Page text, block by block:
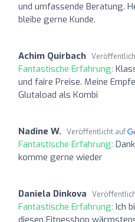
und umfassende Beratung.
bleibe gerne Kunde.
Achim Quirbach
Fantastische Erfahrung:
und faire Preise. Meine
Glutaload als Kombi
Nadine W. Veröffentlicht auf
Fantastische Erfahrung:
komme gerne wieder
Daniela Dinkova
Fantastische Erfahrung: Ich
diesen Fitnesshop